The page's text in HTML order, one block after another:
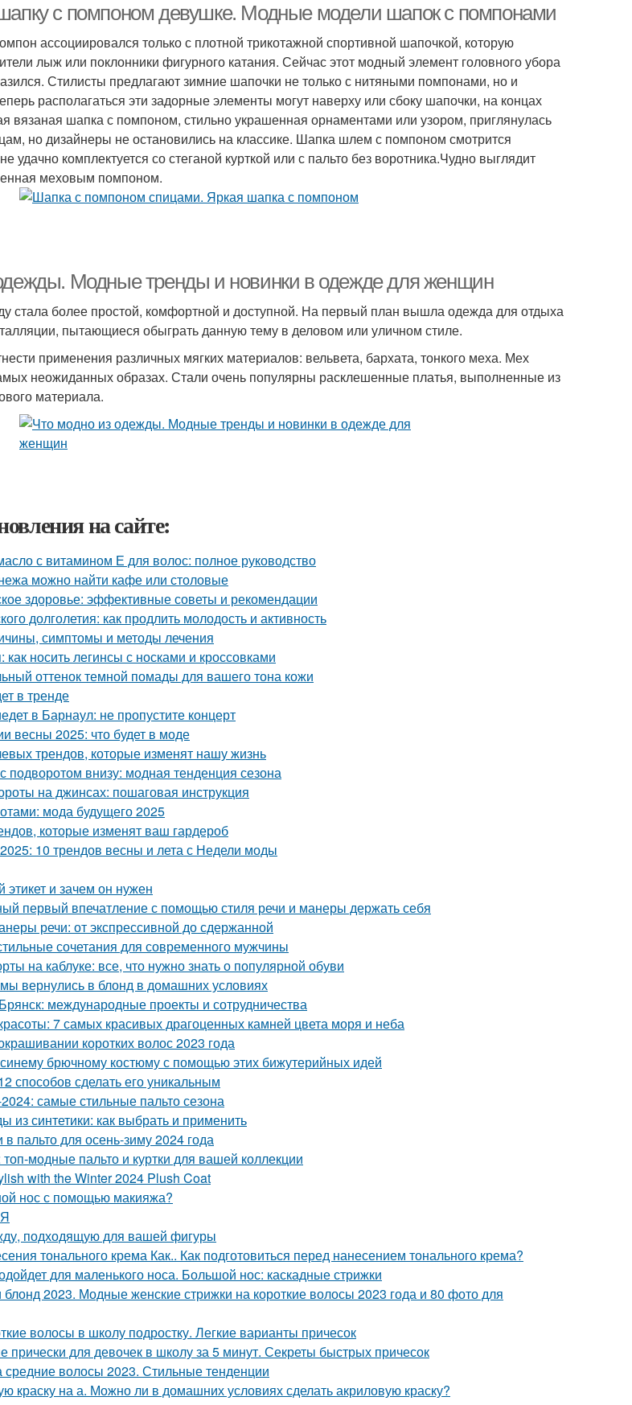
с помпоном девушке. Модные модели шапок с помпонами
ассоциировался только с плотной трикотажной спортивной шапочкой, которую
лыж или поклонники фигурного катания. Сейчас этот модный элемент головного убора
Стилисты предлагают зимние шапочки не только с нитяными помпонами, но и
располагаться эти задорные элементы могут наверху или сбоку шапочки, на концах
вязаная шапка с помпоном, стильно украшенная орнаментами или узором, приглянулась
но дизайнеры не остановились на классике. Шапка шлем с помпоном смотрится
удачно комплектуется со стеганой курткой или с пальто без воротника.Чудно выглядит
меховым помпоном.
Модные тренды и новинки в одежде для женщин
стала более простой, комфортной и доступной. На первый план вышла одежда для отдыха
пытающиеся обыграть данную тему в деловом или уличном стиле.
применения различных мягких материалов: вельвета, бархата, тонкого меха. Мех
неожиданных образах. Стали очень популярны расклешенные платья, выполненные из
материала.
на сайте:
с витамином Е для волос: полное руководство
можно найти кафе или столовые
здоровье: эффективные советы и рекомендации
долголетия: как продлить молодость и активность
симптомы и методы лечения
носить легинсы с носками и кроссовками
оттенок темной помады для вашего тона кожи
в тренде
в Барнаул: не пропустите концерт
весны 2025: что будет в моде
трендов, которые изменят нашу жизнь
подворотом внизу: модная тенденция сезона
на джинсах: пошаговая инструкция
мода будущего 2025
которые изменят ваш гардероб
10 трендов весны и лета с Недели моды
этикет и зачем он нужен
первый впечатление с помощью стиля речи и манеры держать себя
речи: от экспрессивной до сдержанной
сочетания для современного мужчины
на каблуке: все, что нужно знать о популярной обуви
вернулись в блонд в домашних условиях
международные проекты и сотрудничества
7 самых красивых драгоценных камней цвета моря и неба
коротких волос 2023 года
синему брючному костюму с помощью этих бижутерийных идей
способов сделать его уникальным
самые стильные пальто сезона
из синтетики: как выбрать и применить
пальто для осень-зиму 2024 года
модные пальто и куртки для вашей коллекции
with the Winter 2024 Plush Coat
нос с помощью макияжа?
подходящую для вашей фигуры
тонального крема Как.. Как подготовиться перед нанесением тонального крема?
для маленького носа. Большой нос: каскадные стрижки
блонд 2023. Модные женские стрижки на короткие волосы 2023 года и 80 фото для
волосы в школу подростку. Легкие варианты причесок
прически для девочек в школу за 5 минут. Секреты быстрых причесок
средние волосы 2023. Стильные тенденции
краску на а. Можно ли в домашних условиях сделать акриловую краску?